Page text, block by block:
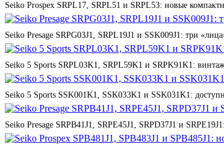
Seiko Prospex SRPL17, SRPL51 и SRPL53: новые
Seiko Presage SRPG03J1, SRPL19J1 и SSK009J1: три
Seiko 5 Sports SRPL03K1, SRPL59K1 и SRPK91K1:
Seiko 5 Sports SSK001K1, SSK033K1 и SSK031K1:
Seiko Presage SRPB41J1, SRPE45J1, SRPD37J1 и